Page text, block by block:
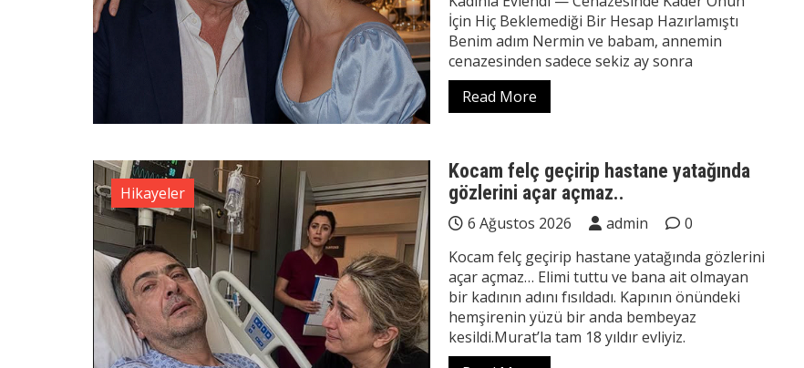
İçin Hiç Beklemediği Bir Hesap Hazırlamıştı
Benim adım Nermin ve babam, annemin
cenazesinden sadece sekiz ay sonra
Read More
Hikayeler
Kocam felç geçirip hastane yatağında
gözlerini açar açmaz..
6 Ağustos 2026 admin
0
Kocam felç geçirip hastane yatağında gözlerini
açar açmaz… Elimi tuttu ve bana ait olmayan
bir kadının adını fısıldadı. Kapının önündeki
hemşirenin yüzü bir anda bembeyaz
kesildi.Murat’la tam 18 yıldır evliyiz.